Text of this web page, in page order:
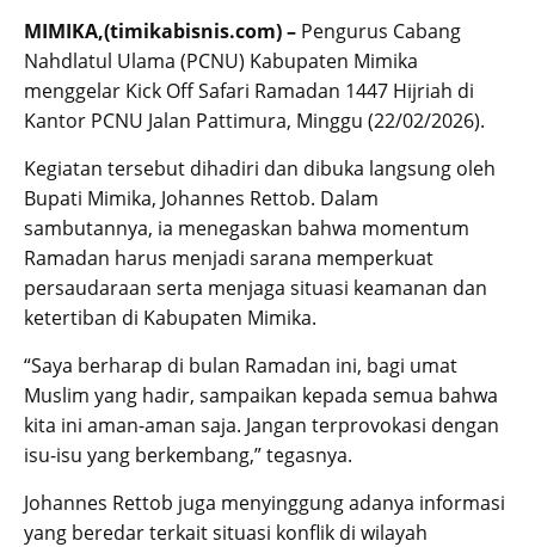
MIMIKA,(timikabisnis.com) – Pengurus Cabang
Nahdlatul Ulama (PCNU) Kabupaten Mimika
menggelar Kick Off Safari Ramadan 1447 Hijriah di
Kantor PCNU Jalan Pattimura, Minggu (22/02/2026).
Kegiatan tersebut dihadiri dan dibuka langsung oleh
Bupati Mimika, Johannes Rettob. Dalam
sambutannya, ia menegaskan bahwa momentum
Ramadan harus menjadi sarana memperkuat
persaudaraan serta menjaga situasi keamanan dan
ketertiban di Kabupaten Mimika.
“Saya berharap di bulan Ramadan ini, bagi umat
Muslim yang hadir, sampaikan kepada semua bahwa
kita ini aman-aman saja. Jangan terprovokasi dengan
isu-isu yang berkembang,” tegasnya.
Johannes Rettob juga menyinggung adanya informasi
yang beredar terkait situasi konflik di wilayah